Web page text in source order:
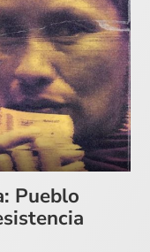
Pueblo